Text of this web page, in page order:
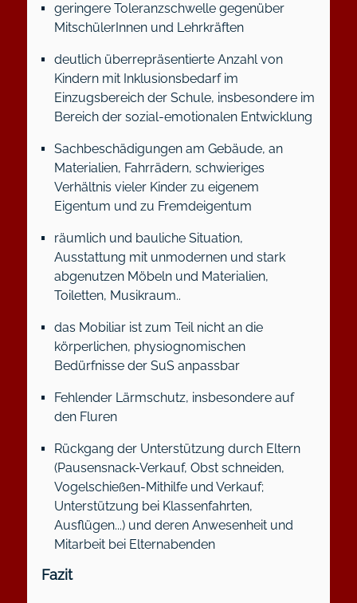
geringere Toleranzschwelle gegenüber
MitschülerInnen und Lehrkräften
deutlich überrepräsentierte Anzahl von
Kindern mit Inklusionsbedarf im
Einzugsbereich der Schule, insbesondere im
Bereich der sozial-emotionalen Entwicklung
Sachbeschädigungen am Gebäude, an
Materialien, Fahrrädern, schwieriges
Verhältnis vieler Kinder zu eigenem
Eigentum und zu Fremdeigentum
räumlich und bauliche Situation,
Ausstattung mit unmodernen und stark
abgenutzen Möbeln und Materialien,
Toiletten, Musikraum..
das Mobiliar ist zum Teil nicht an die
körperlichen, physiognomischen
Bedürfnisse der SuS anpassbar
Fehlender Lärmschutz, insbesondere auf
den Fluren
Rückgang der Unterstützung durch Eltern
(Pausensnack-Verkauf, Obst schneiden,
Vogelschießen-Mithilfe und Verkauf;
Unterstützung bei Klassenfahrten,
Ausflügen...) und deren Anwesenheit und
Mitarbeit bei Elternabenden
Fazit